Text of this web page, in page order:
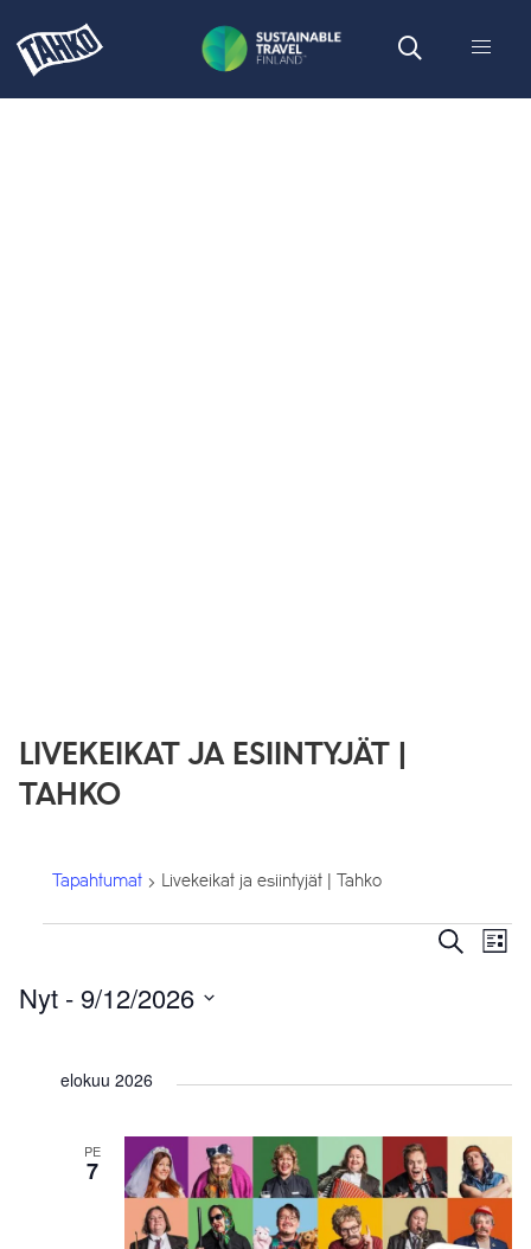
LIVEKEIKAT JA ESIINTYJÄT |
TAHKO
Tapahtumat Livekeikat ja esiintyjät | Tahko
Etsi
Lista
Nyt - 9/12/2026
elokuu 2026
PE
7